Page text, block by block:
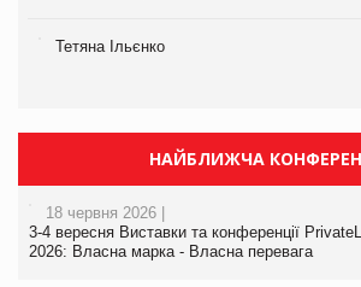
Тетяна Ільєнко
НАЙБЛИЖЧА
18 червня 2026 |
3-4 вересня Виставки та конференції
2026: Власна марка - Власна перевага